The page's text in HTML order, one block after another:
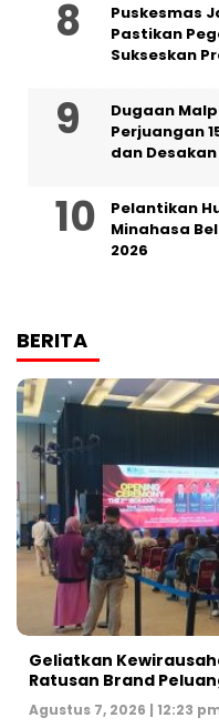
Puskesmas
Pastikan
Sukseskan
‎Dugaan
Perjuangan
dan
Pelantikan
Minahasa
2026
BERITA
‎Geliatkan
Ratusan Brand
Agustus 7, 2026 | 12:23